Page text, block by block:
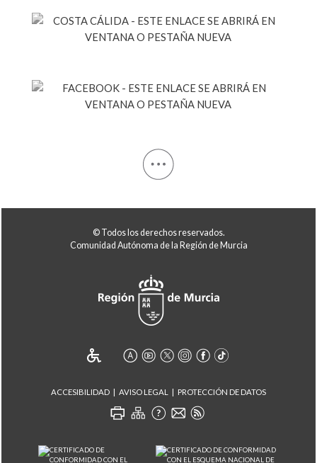
© Todos los derechos reservados.
Comunidad Autónoma de la Región de Murcia
ACCESIBILIDAD AVISO LEGAL PROTECCIÓN DE DATOS